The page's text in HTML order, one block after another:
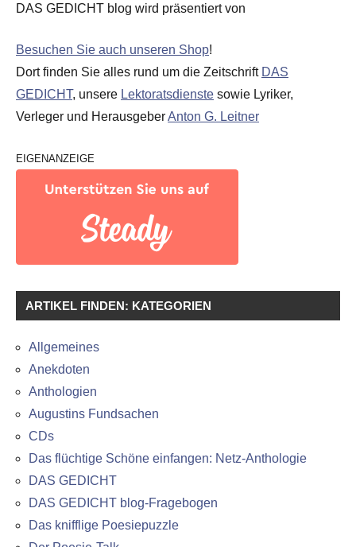
DAS GEDICHT blog wird präsentiert von
Besuchen Sie auch unseren Shop!
Dort finden Sie alles rund um die Zeitschrift DAS
GEDICHT, unsere Lektoratsdienste sowie Lyriker,
Verleger und HerausgeberAnton G. Leitner
EIGENANZEIGE
ARTIKEL FINDEN: KATEGORIEN
Allgemeines
Anekdoten
Anthologien
Augustins Fundsachen
CDs
Das flüchtige Schöne einfangen: Netz-Anthologie
DAS GEDICHT
DAS GEDICHT blog-Fragebogen
Das knifflige Poesiepuzzle